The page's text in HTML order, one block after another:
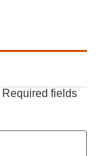
Required fields